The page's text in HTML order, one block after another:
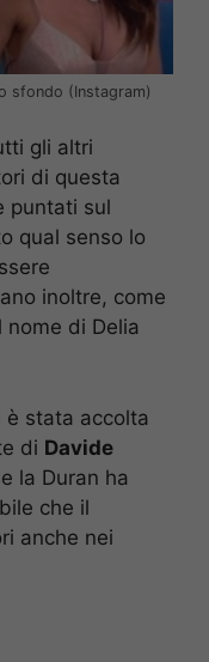
sfondo (Instagram)
gli altri
di questa
puntati sul
qual senso lo
inoltre, come
di Delia
stata accolta
di Davide
la Duran ha
che il
anche nei